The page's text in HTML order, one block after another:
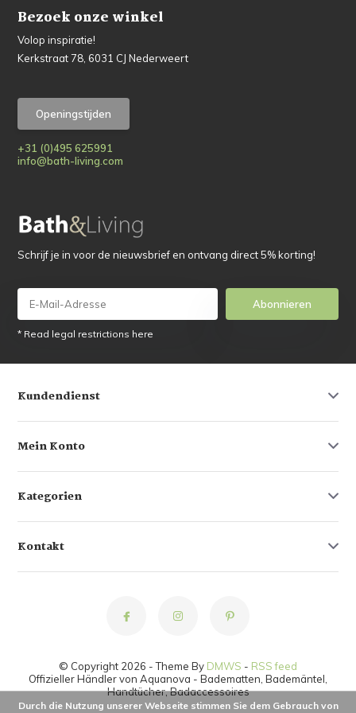
Bezoek onze winkel
Volop inspiratie!
Kerkstraat 78, 6031 CJ Nederweert
Openingstijden
+31 (0)495 625991
info@bath-living.com
Schrijf je in voor de nieuwsbrief en ontvang direct 5% korting!
Abonnieren
* Read legal restrictions here
Kundendienst
Mein Konto
Kategorien
Kontakt
© Copyright 2026 - Theme By DMWS - RSS feed
Offizieller Händler von Aquanova - Badematten, Bademäntel,
Handtücher, Badaccessoires
Durch die Nutzung unserer Webseite stimmen Sie dem Gebrauch von